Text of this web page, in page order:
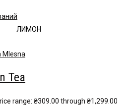
ЛИМОН
Tea
range: ₴309.00 through ₴1,299.00